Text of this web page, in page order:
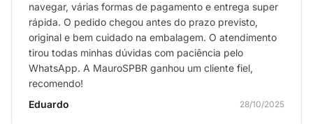
navegar, várias formas de pagamento e entrega super
rápida. O pedido chegou antes do prazo previsto,
original e bem cuidado na embalagem. O atendimento
tirou todas minhas dúvidas com paciência pelo
WhatsApp. A MauroSPBR ganhou um cliente fiel,
recomendo!
Eduardo
28/10/2025